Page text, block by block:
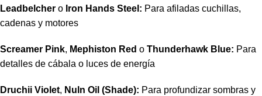
Leadbelcher o Iron Hands Steel: Para afiladas cuchillas,
cadenas y motores
Screamer Pink, Mephiston Red o Thunderhawk Blue: Para
detalles de cábala o luces de energía
Druchii Violet, Nuln Oil (Shade): Para profundizar sombras y